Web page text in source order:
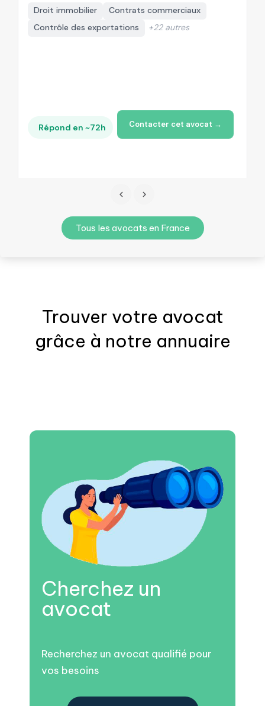
Droit immobilier
Contrats commerciaux
Contrôle des exportations
+22 autres
Répond en ~72h Contacter cet avocat →
Tous les avocats en France
Trouver votre avocat
grâce à notre annuaire
Cherchez un
avocat
Recherchez un avocat qualifié pour
vos besoins